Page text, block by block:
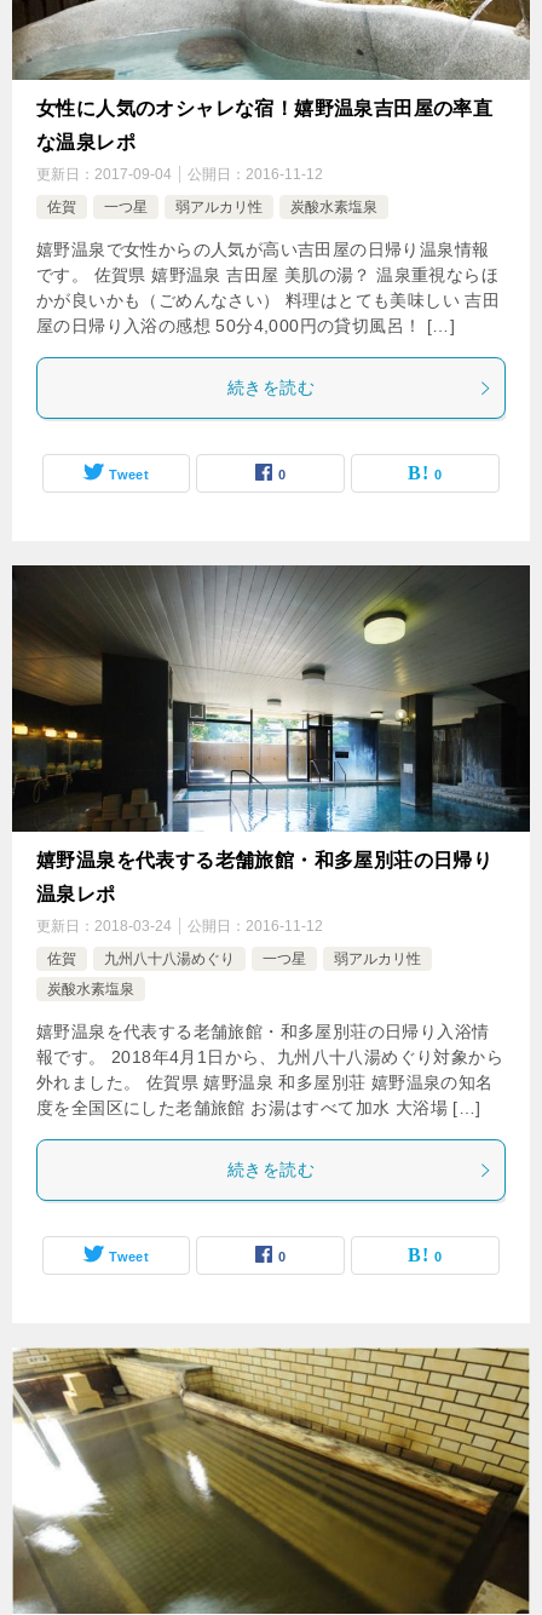
女性に人気のオシャレな宿！嬉野温泉吉田屋の率直
な温泉レポ
更新日： 2017-09-04 公開日： 2016-11-12
佐賀
一つ星 弱アルカリ性 炭酸水素塩泉
嬉野温泉で女性からの人気が高い吉田屋の日帰り温泉情報
です。 佐賀県 嬉野温泉 吉田屋 美肌の湯？ 温泉重視ならほ
かが良いかも（ごめんなさい） 料理はとても美味しい 吉田
屋の日帰り入浴の感想 50分4,000円の貸切風呂！ […]
続きを読む
Tweet 0 0
嬉野温泉を代表する老舗旅館・和多屋別荘の日帰り
温泉レポ
更新日： 2018-03-24 公開日： 2016-11-12
佐賀
九州八十八湯めぐり 一つ星
弱アルカリ性
炭酸水素塩泉
嬉野温泉を代表する老舗旅館・和多屋別荘の日帰り入浴情
報です。 2018年4月1日から、九州八十八湯めぐり対象から
外れました。 佐賀県 嬉野温泉 和多屋別荘 嬉野温泉の知名
度を全国区にした老舗旅館 お湯はすべて加水 大浴場 […]
続きを読む
Tweet 0 0